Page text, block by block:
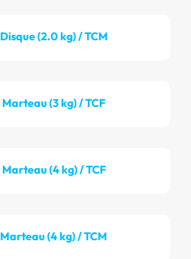
Disque (2.0 kg) / TCM
Marteau (3 kg) / TCF
Marteau (4 kg) / TCF
Marteau (4 kg) / TCM